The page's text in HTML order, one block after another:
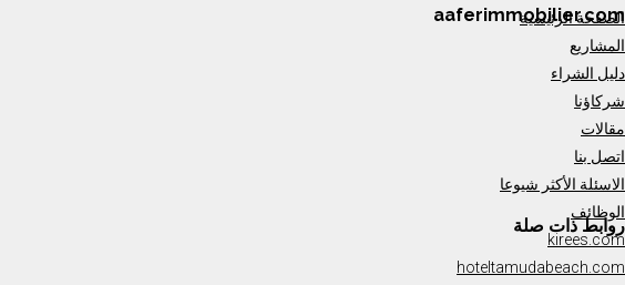
aaferimmobilier.com
الصفحة الرئيسية
المشاريع
دليل الشراء
شركاؤنا
مقالات
اتصل بنا
الاسئلة الأكثر شيوعا
الوظائف
روابط ذات صلة
kirees.com
hoteltamudabeach.com